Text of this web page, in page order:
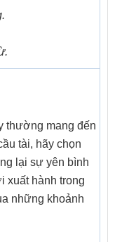
thường mang đến
tài, hãy chọn
lại sự yên bình
xuất hành trong
những khoảnh